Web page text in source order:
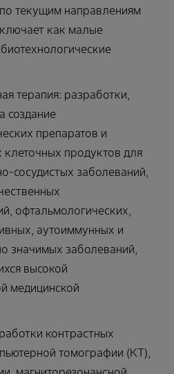
текущим направлениям
как малые
терапия: разработки,
создание
препаратов и
клеточных продуктов для
сосудистых заболеваний,
офтальмологических,
аутоиммунных и
значимых заболеваний,
высокой
медицинской
контрастных
томографии (КТ),